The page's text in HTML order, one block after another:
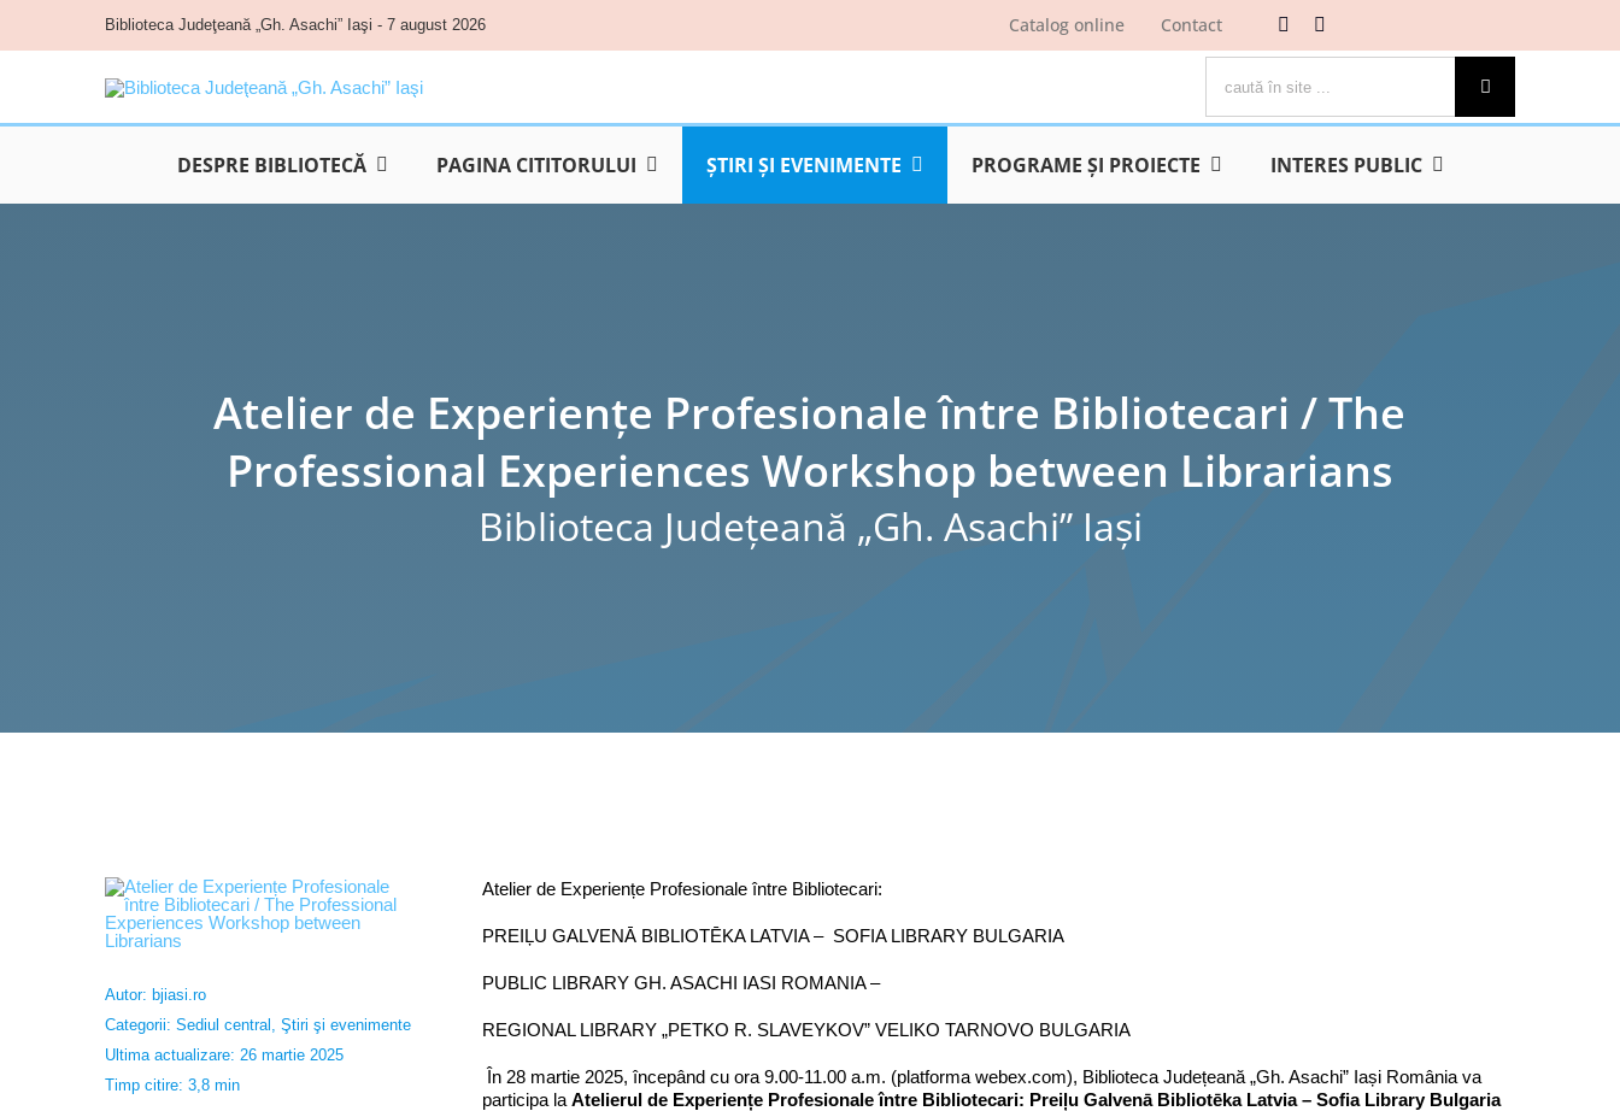
content
Biblioteca Judeţeană „Gh. Asachi” Iaşi - 7 august 2026 Catalog online Contact
DESPRE BIBLIOTECĂ PAGINA CITITORULUI ŞTIRI ŞI EVENIMENTE PROGRAME ŞI PROIECTE INTERES PUBLIC
Atelier de Experiențe Profesionale între Bibliotecari / The
Professional Experiences Workshop between Librarians
Biblioteca Judeţeană „Gh. Asachi” Iaşi
Autor: bjiasi.ro
Categorii: Sediul central , Ştiri şi evenimente
Ultima actualizare: 26 martie 2025
Timp citire: 3,8 min
Atelier de Experiențe Profesionale între Bibliotecari:
PREIĻU GALVENĀ BIBLIOTĒKA LATVIA – SOFIA LIBRARY BULGARIA
PUBLIC LIBRARY GH. ASACHI IASI ROMANIA –
REGIONAL LIBRARY „PETKO R. SLAVEYKOV” VELIKO TARNOVO BULGARIA
În 28 martie 2025, începând cu ora 9.00-11.00 a.m. (platforma webex.com), Biblioteca Județeană „Gh. Asachi” Iași România va
participa laAtelierul de Experiențe Profesionale între Bibliotecari: Preiļu Galvenā Bibliotēka Latvia – Sofia Library Bulgaria